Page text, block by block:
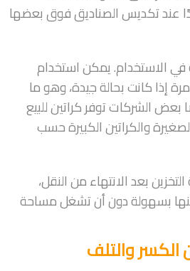
عند تكديس الصناديق فوق بعضها
في الاستخدام. يمكن استخدام
إذا كانت بحالة جيدة، وهو ما
بعض الشركات توفر كراتين للبيع
والكراتين الكبيرة حسب
بعد الانتهاء من النقل،
بسهولة دون أن تشغل مساحة
والتلف